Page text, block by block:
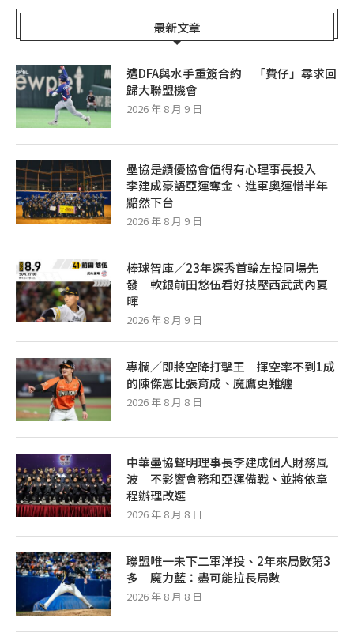
最新文章
遭DFA與水手重簽合約 「費仔」尋求回
歸大聯盟機會
2026 年 8 月 9 日
壘協是績優協會值得有心理事長投入
李建成豪語亞運奪金、進軍奧運惜半年
黯然下台
2026 年 8 月 9 日
棒球智庫／23年選秀首輪左投同場先
發 軟銀前田悠伍看好技壓西武武內夏
暉
2026 年 8 月 9 日
專欄／即將空降打擊王 揮空率不到1成
的陳傑憲比張育成、魔鷹更難纏
2026 年 8 月 8 日
中華壘協聲明理事長李建成個人財務風
波 不影響會務和亞運備戰、並將依章
程辦理改選
2026 年 8 月 8 日
聯盟唯一未下二軍洋投、2年來局數第3
多 魔力藍：盡可能拉長局數
2026 年 8 月 8 日